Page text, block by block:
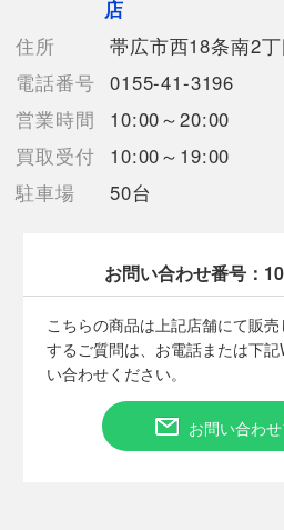
【規格・仕様】
サイズ：9-11
【詳細備考】
平置き採寸となりますので数値に多
す。予めご了承願います。
撮影環境・モニター環境により、色
ざいます。予めご了承くださいませ。
【使用予定配送業者】佐川急便 飛
【こちらの商品は在庫連動システム
ョップと併売を行なっておりますが
の反映が間に合わず欠品となってし
売切れの場合は、ご購入をキャンセ
店
住所
帯広市西18条南2
電話番号 0155-41-3196
営業時間
10:00～20:00
買取受付
10:00～19:00
駐車場
50台
お問い合わせ番号：
こちらの商品は上記店舗にて販
するご質問は、お電話または下
い合わせください。
お問い合わ